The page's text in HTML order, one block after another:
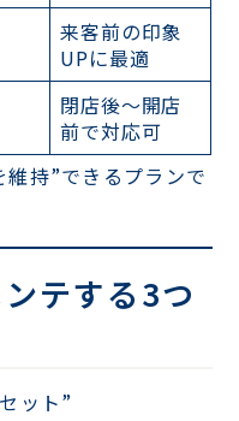
来客前の印象
UPに最適
閉店後〜開店
前で対応可
持”できるプランで
テする3つ
ット”